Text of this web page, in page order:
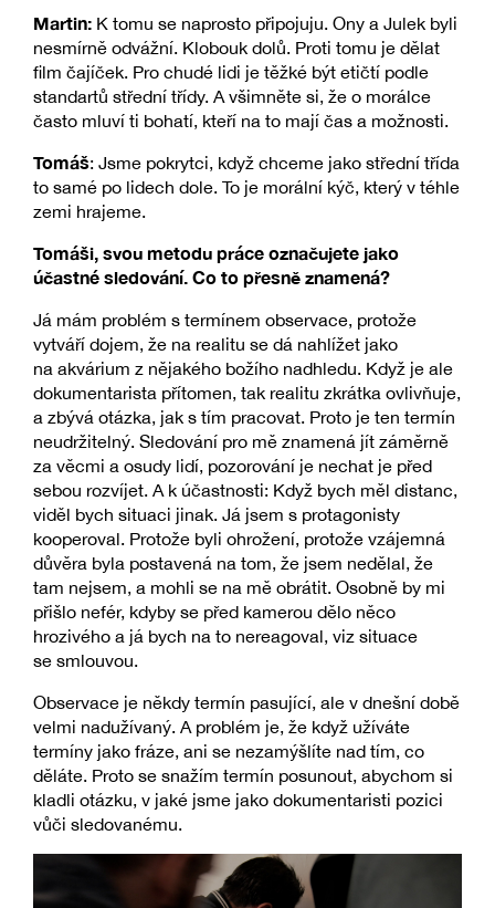
Martin: K tomu se naprosto připojuju. Ony a Julek byli
nesmírně odvážní. Klobouk dolů. Proti tomu je dělat
film čajíček. Pro chudé lidi je těžké být etičtí podle
standartů střední třídy. A všimněte si, že o morálce
často mluví ti bohatí, kteří na to mají čas a možnosti.
Tomáš: Jsme pokrytci, když chceme jako střední třída
to samé po lidech dole. To je morální kýč, který v téhle
zemi hrajeme.
Tomáši, svou metodu práce označujete jako
účastné sledování. Co to přesně znamená?
Já mám problém s termínem observace, protože
vytváří dojem, že na realitu se dá nahlížet jako
na akvárium z nějakého božího nadhledu. Když je ale
dokumentarista přítomen, tak realitu zkrátka ovlivňuje,
a zbývá otázka, jak s tím pracovat. Proto je ten termín
neudržitelný. Sledování pro mě znamená jít záměrně
za věcmi a osudy lidí, pozorování je nechat je před
sebou rozvíjet. A k účastnosti: Když bych měl distanc,
viděl bych situaci jinak. Já jsem s protagonisty
kooperoval. Protože byli ohrožení, protože vzájemná
důvěra byla postavená na tom, že jsem nedělal, že
tam nejsem, a mohli se na mě obrátit. Osobně by mi
přišlo nefér, kdyby se před kamerou dělo něco
hrozivého a já bych na to nereagoval, viz situace
se smlouvou.
Observace je někdy termín pasující, ale v dnešní době
velmi nadužívaný. A problém je, že když užíváte
termíny jako fráze, ani se nezamýšlíte nad tím, co
děláte. Proto se snažím termín posunout, abychom si
kladli otázku, v jaké jsme jako dokumentaristi pozici
vůči sledovanému.